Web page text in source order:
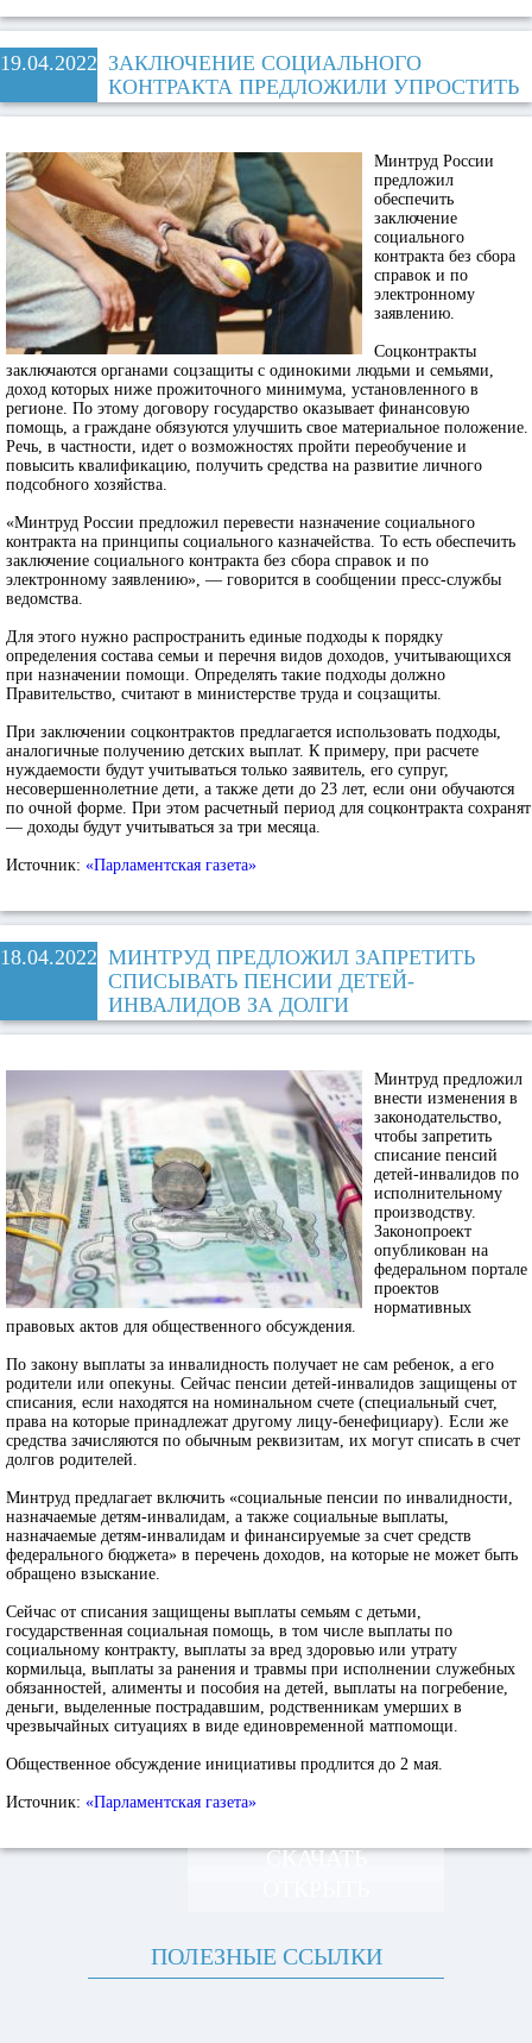
19.04.2022 ЗАКЛЮЧЕНИЕ СОЦИАЛЬНОГО
КОНТРАКТА ПРЕДЛОЖИЛИ УПРОСТИТЬ
Минтруд России
предложил
обеспечить
заключение
социального
контракта без сбора
справок и по
электронному
заявлению.
Соцконтракты
заключаются органами соцзащиты с одинокими людьми и семьями,
доход которых ниже прожиточного минимума, установленного в
регионе. По этому договору государство оказывает финансовую
помощь, а граждане обязуются улучшить свое материальное положение.
Речь, в частности, идет о возможностях пройти переобучение и
повысить квалификацию, получить средства на развитие личного
подсобного хозяйства.
«Минтруд России предложил перевести назначение социального
контракта на принципы социального казначейства. То есть обеспечить
заключение социального контракта без сбора справок и по
электронному заявлению», — говорится в сообщении пресс-службы
ведомства.
Для этого нужно распространить единые подходы к порядку
определения состава семьи и перечня видов доходов, учитывающихся
при назначении помощи. Определять такие подходы должно
Правительство, считают в министерстве труда и соцзащиты.
При заключении соцконтрактов предлагается использовать подходы,
аналогичные получению детских выплат. К примеру, при расчете
нуждаемости будут учитываться только заявитель, его супруг,
несовершеннолетние дети, а также дети до 23 лет, если они обучаются
по очной форме. При этом расчетный период для соцконтракта сохранят
— доходы будут учитываться за три месяца.
Источник: «Парламентская газета»
18.04.2022 МИНТРУД ПРЕДЛОЖИЛ ЗАПРЕТИТЬ
СПИСЫВАТЬ ПЕНСИИ ДЕТЕЙ-
ИНВАЛИДОВ ЗА ДОЛГИ
Минтруд предложил
внести изменения в
законодательство,
чтобы запретить
списание пенсий
детей-инвалидов по
исполнительному
производству.
Законопроект
опубликован на
федеральном портале
проектов
нормативных
правовых актов для общественного обсуждения.
По закону выплаты за инвалидность получает не сам ребенок, а его
родители или опекуны. Сейчас пенсии детей-инвалидов защищены от
списания, если находятся на номинальном счете (специальный счет,
права на которые принадлежат другому лицу-бенефициару). Если же
средства зачисляются по обычным реквизитам, их могут списать в счет
долгов родителей.
Минтруд предлагает включить «социальные пенсии по инвалидности,
назначаемые детям-инвалидам, а также социальные выплаты,
назначаемые детям-инвалидам и финансируемые за счет средств
федерального бюджета» в перечень доходов, на которые не может быть
обращено взыскание.
Сейчас от списания защищены выплаты семьям с детьми,
государственная социальная помощь, в том числе выплаты по
социальному контракту, выплаты за вред здоровью или утрату
кормильца, выплаты за ранения и травмы при исполнении служебных
обязанностей, алименты и пособия на детей, выплаты на погребение,
деньги, выделенные пострадавшим, родственникам умерших в
чрезвычайных ситуациях в виде единовременной матпомощи.
Общественное обсуждение инициативы продлится до 2 мая.
Источник: «Парламентская газета»
СКАЧАТЬ
ПОЛЕЗНЫЕ ССЫЛКИ